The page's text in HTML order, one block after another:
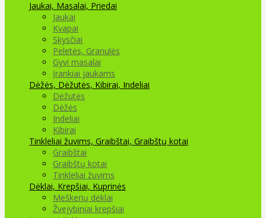
Jaukai, Masalai, Priedai
Jaukai
Kvapai
Skysčiai
Peletės, Granulės
Gyvi masalai
Įrankiai jaukams
Dėžės, Dėžutės, Kibirai, Indeliai
Dėžutės
Dėžės
Indeliai
Kibirai
Tinkleliai žuvims, Graibštai, Graibštų kotai
Graibštai
Graibštų kotai
Tinkleliai žuvims
Dėklai, Krepšiai, Kuprinės
Meškerių dėklai
Žvejybiniai krepšiai